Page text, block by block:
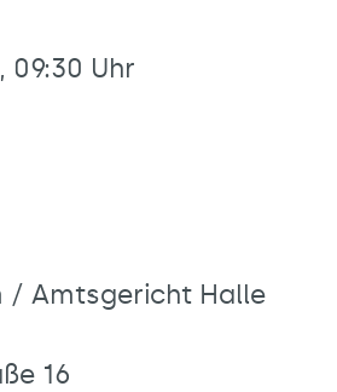
09:30 Uhr
/ Amtsgericht Halle
16